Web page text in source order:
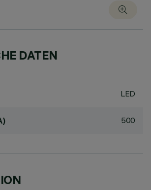
DATEN
LED
500